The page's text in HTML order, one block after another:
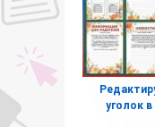
уголок